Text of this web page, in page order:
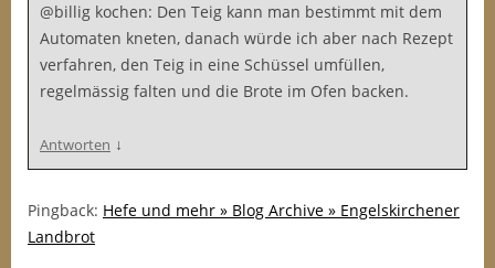
@billig kochen: Den Teig kann man bestimmt mit dem
Automaten kneten, danach würde ich aber nach Rezept
verfahren, den Teig in eine Schüssel umfüllen,
regelmässig falten und die Brote im Ofen backen.
Antworten ↓
Pingback: Hefe und mehr » Blog Archive » Engelskirchener
Landbrot